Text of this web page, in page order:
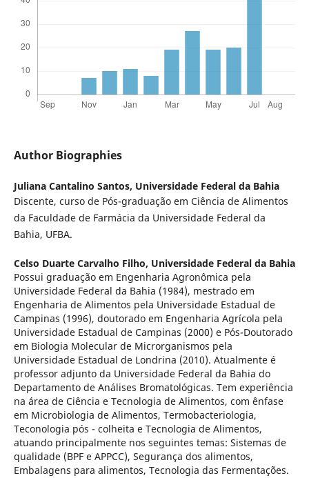
Author Biographies
Juliana Cantalino Santos, Universidade Federal da Bahia
Discente, curso de Pós-graduação em Ciência de Alimentos
da Faculdade de Farmácia da Universidade Federal da
Bahia, UFBA.
Celso Duarte Carvalho Filho, Universidade Federal da Bahia
Possui graduação em Engenharia Agronômica pela
Universidade Federal da Bahia (1984), mestrado em
Engenharia de Alimentos pela Universidade Estadual de
Campinas (1996), doutorado em Engenharia Agrícola pela
Universidade Estadual de Campinas (2000) e Pós-Doutorado
em Biologia Molecular de Microrganismos pela
Universidade Estadual de Londrina (2010). Atualmente é
professor adjunto da Universidade Federal da Bahia do
Departamento de Análises Bromatológicas. Tem experiência
na área de Ciência e Tecnologia de Alimentos, com ênfase
em Microbiologia de Alimentos, Termobacteriologia,
Teconologia pós - colheita e Tecnologia de Alimentos,
atuando principalmente nos seguintes temas: Sistemas de
qualidade (BPF e APPCC), Segurança dos alimentos,
Embalagens para alimentos, Tecnologia das Fermentações.